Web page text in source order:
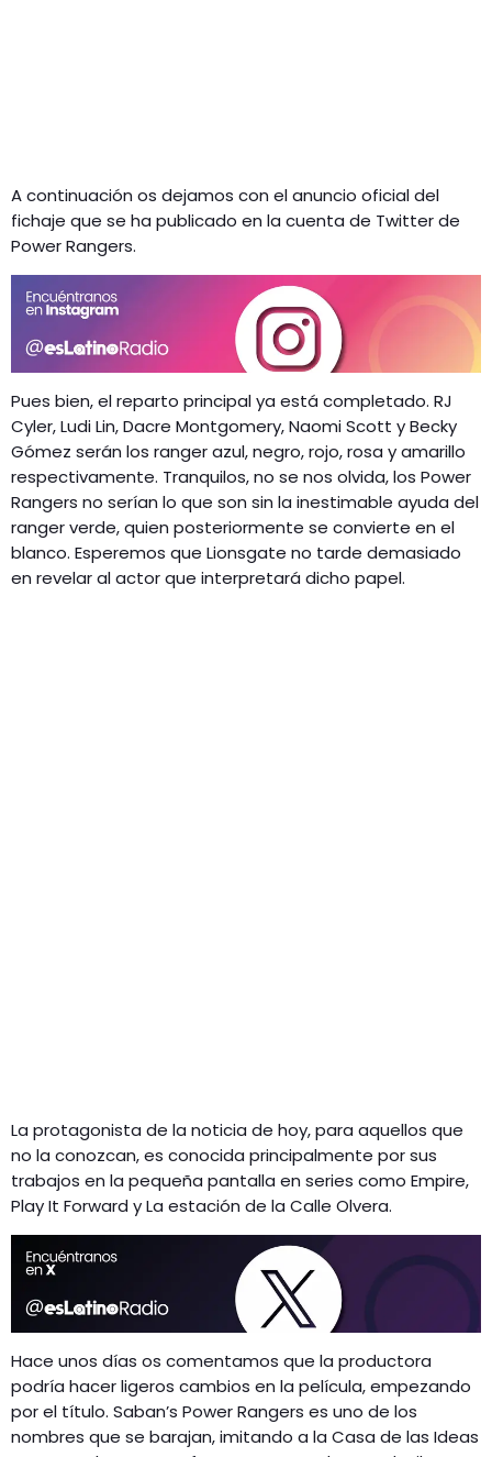
A continuación os dejamos con el anuncio oficial del
fichaje que se ha publicado en la cuenta de Twitter de
Power Rangers.
Pues bien, el reparto principal ya está completado. RJ
Cyler, Ludi Lin, Dacre Montgomery, Naomi Scott y Becky
Gómez serán los ranger azul, negro, rojo, rosa y amarillo
respectivamente. Tranquilos, no se nos olvida, los Power
Rangers no serían lo que son sin la inestimable ayuda del
ranger verde, quien posteriormente se convierte en el
blanco. Esperemos que Lionsgate no tarde demasiado
en revelar al actor que interpretará dicho papel.
La protagonista de la noticia de hoy, para aquellos que
no la conozcan, es conocida principalmente por sus
trabajos en la pequeña pantalla en series como Empire,
Play It Forward y La estación de la Calle Olvera.
Hace unos días os comentamos que la productora
podría hacer ligeros cambios en la película, empezando
por el título. Saban’s Power Rangers es uno de los
nombres que se barajan, imitando a la Casa de las Ideas